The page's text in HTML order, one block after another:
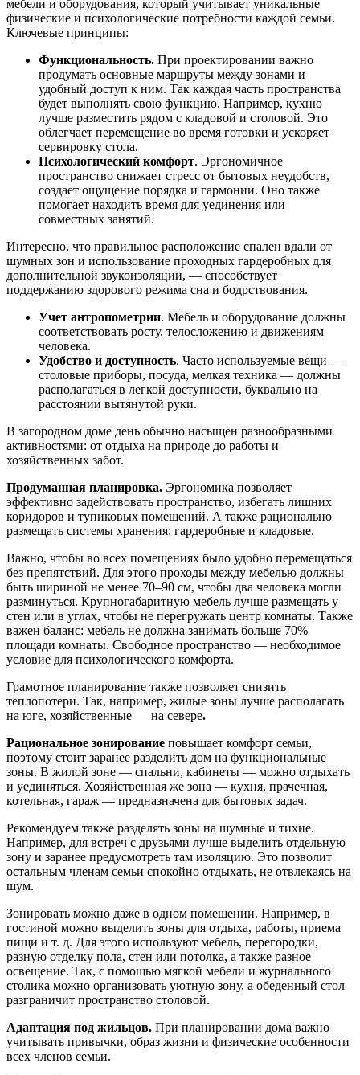
мебели и оборудования, который учитывает уникальные
физические и психологические потребности каждой семьи.
Ключевые принципы:
Функциональность. При проектировании важно
продумать основные маршруты между зонами и
удобный доступ к ним. Так каждая часть пространства
будет выполнять свою функцию. Например, кухню
лучше разместить рядом с кладовой и столовой. Это
облегчает перемещение во время готовки и ускоряет
сервировку стола.
Психологический комфорт. Эргономичное
пространство снижает стресс от бытовых неудобств,
создает ощущение порядка и гармонии. Оно также
помогает находить время для уединения или
совместных занятий.
Интересно, что правильное расположение спален вдали от
шумных зон и использование проходных гардеробных для
дополнительной звукоизоляции, — способствует
поддержанию здорового режима сна и бодрствования.
Учет антропометрии. Мебель и оборудование должны
соответствовать росту, телосложению и движениям
человека.
Удобство и доступность. Часто используемые вещи —
столовые приборы, посуда, мелкая техника — должны
располагаться в легкой доступности, буквально на
расстоянии вытянутой руки.
В загородном доме день обычно насыщен разнообразными
активностями: от отдыха на природе до работы и
хозяйственных забот.
Продуманная планировка. Эргономика позволяет
эффективно задействовать пространство, избегать лишних
коридоров и тупиковых помещений. А также рационально
размещать системы хранения: гардеробные и кладовые.
Важно, чтобы во всех помещениях было удобно перемещаться
без препятствий. Для этого проходы между мебелью должны
быть шириной не менее 70–90 см, чтобы два человека могли
разминуться. Крупногабаритную мебель лучше размещать у
стен или в углах, чтобы не перегружать центр комнаты. Также
важен баланс: мебель не должна занимать больше 70%
площади комнаты. Свободное пространство — необходимое
условие для психологического комфорта.
Грамотное планирование также позволяет снизить
теплопотери. Так, например, жилые зоны лучше располагать
на юге, хозяйственные — на севере.
Рациональное зонирование повышает комфорт семьи,
поэтому стоит заранее разделить дом на функциональные
зоны. В жилой зоне — спальни, кабинеты — можно отдыхать
и уединяться. Хозяйственная же зона — кухня, прачечная,
котельная, гараж — предназначена для бытовых задач.
Рекомендуем также разделять зоны на шумные и тихие.
Например, для встреч с друзьями лучше выделить отдельную
зону и заранее предусмотреть там изоляцию. Это позволит
остальным членам семьи спокойно отдыхать, не отвлекаясь на
шум.
Зонировать можно даже в одном помещении. Например, в
гостиной можно выделить зоны для отдыха, работы, приема
пищи и т. д. Для этого используют мебель, перегородки,
разную отделку пола, стен или потолка, а также разное
освещение. Так, с помощью мягкой мебели и журнального
столика можно организовать уютную зону, а обеденный стол
разграничит пространство столовой.
Адаптация под жильцов. При планировании дома важно
учитывать привычки, образ жизни и физические особенности
всех членов семьи.